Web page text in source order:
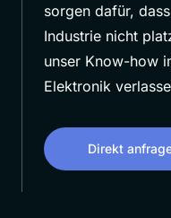
sorgen dafür,
Industrie nicht
unser Know-how
Elektronik
Direkt